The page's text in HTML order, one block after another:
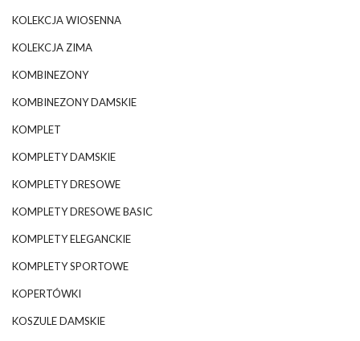
KOLEKCJA WIOSENNA
KOLEKCJA ZIMA
KOMBINEZONY
KOMBINEZONY DAMSKIE
KOMPLET
KOMPLETY DAMSKIE
KOMPLETY DRESOWE
KOMPLETY DRESOWE BASIC
KOMPLETY ELEGANCKIE
KOMPLETY SPORTOWE
KOPERTÓWKI
KOSZULE DAMSKIE